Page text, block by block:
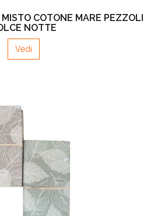
COTONE MARE PEZZOLI
NOTTE
Vedi